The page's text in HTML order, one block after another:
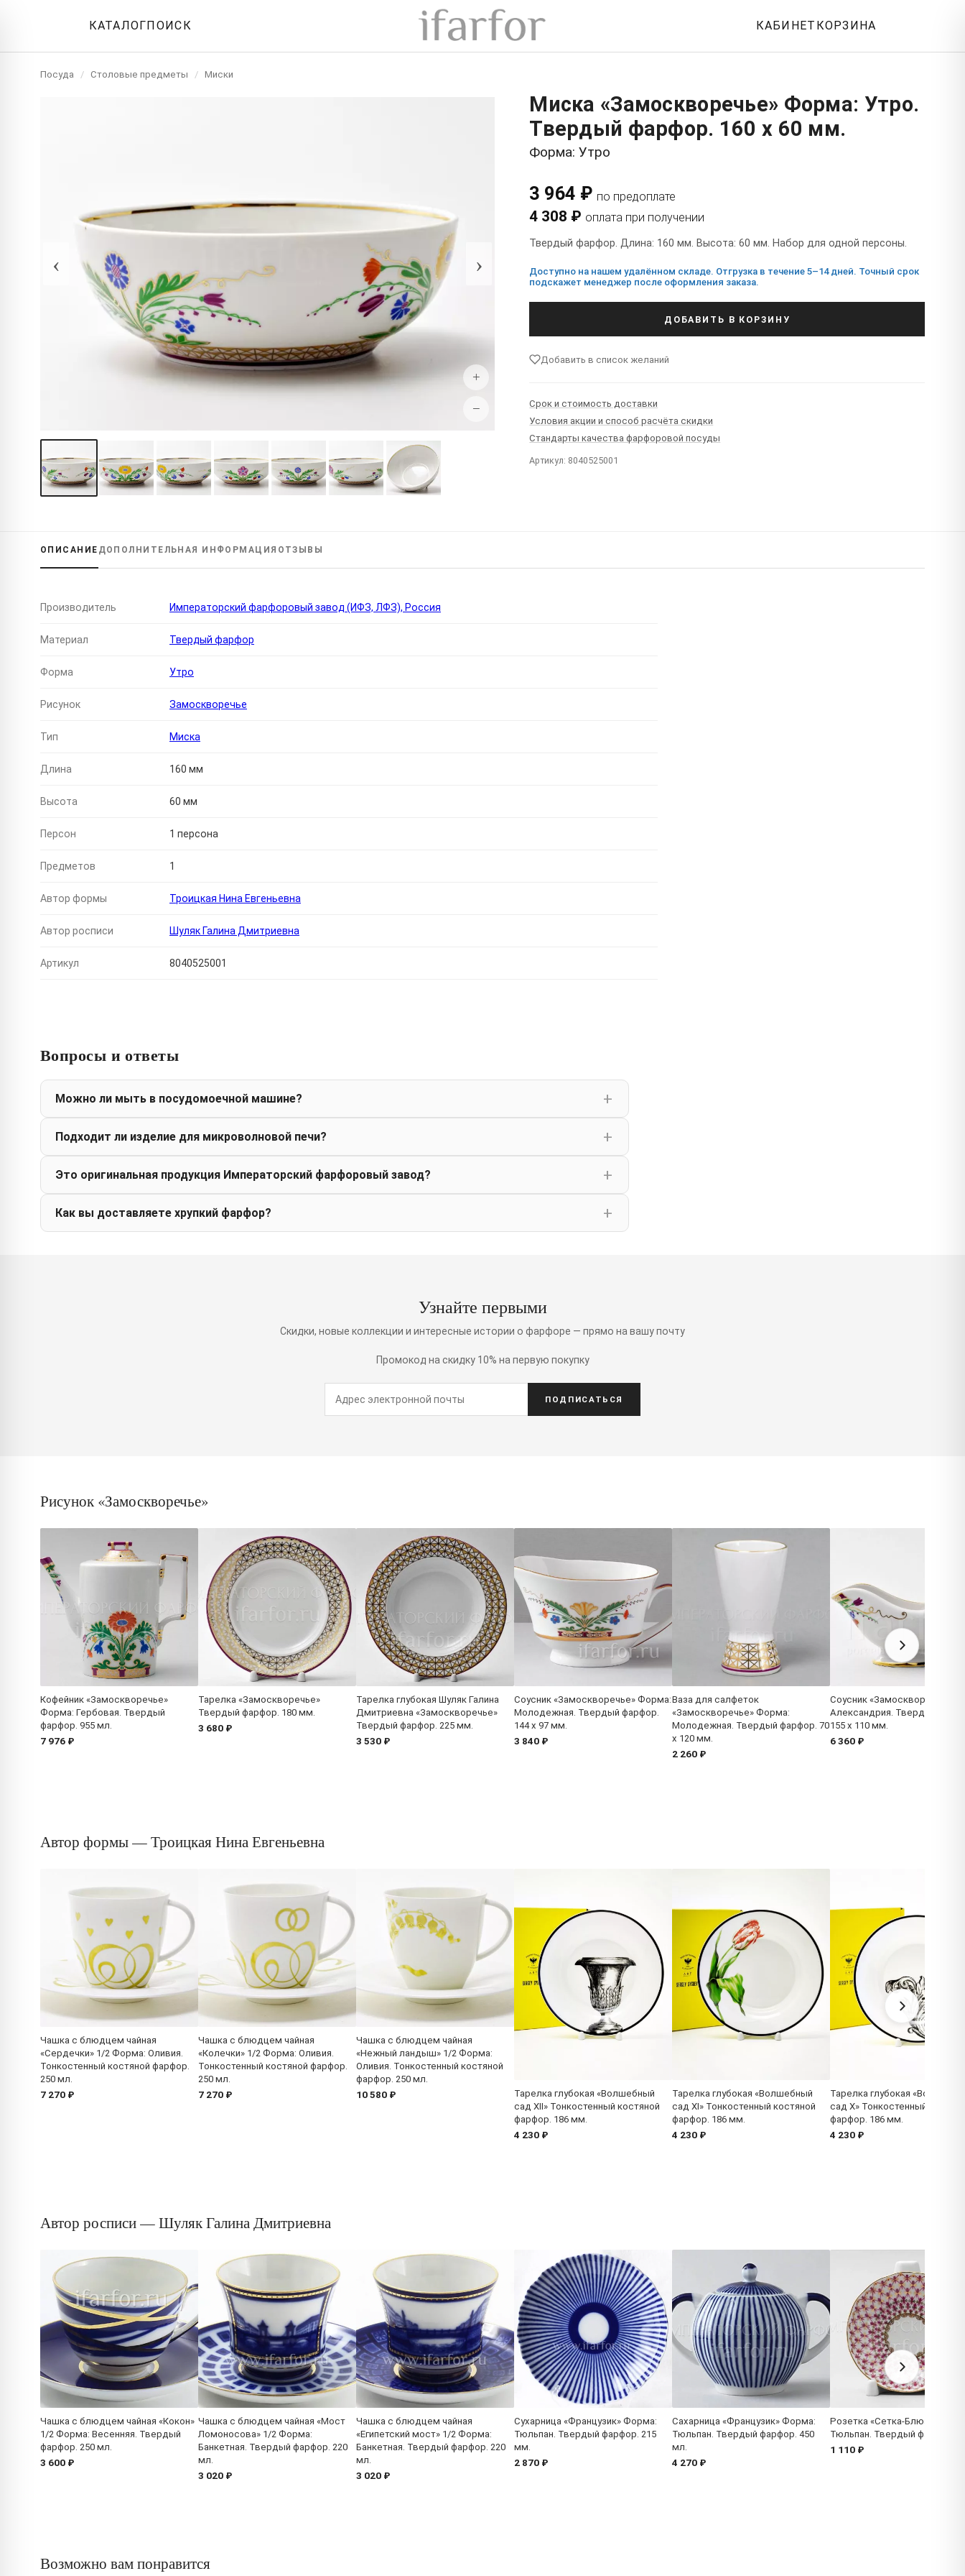
КАТАЛОГПОИСК КАБИНЕТ КОРЗИНА
Посуда / Столовые предметы / Миски
‹ ›
+
−
Миска «Замоскворечье» Форма: Утро.
Твердый фарфор. 160 x 60 мм.
Форма: Утро
3 964 ₽ по предоплате
4 308 ₽ оплата при получении
Твердый фарфор. Длина: 160 мм. Высота: 60 мм. Набор для одной персоны.
Доступно на нашем удалённом складе. Отгрузка в течение 5–14 дней. Точный срок
подскажет менеджер после оформления заказа.
ДОБАВИТЬ В КОРЗИНУ
Добавить в список желаний
Срок и стоимость доставки
Условия акции и способ расчёта скидки
Стандарты качества фарфоровой посуды
Артикул: 8040525001
ОПИСАНИЕ ДОПОЛНИТЕЛЬНАЯ ИНФОРМАЦИЯ ОТЗЫВЫ
Производитель Императорский фарфоровый завод (ИФЗ, ЛФЗ), Россия
Материал Твердый фарфор
Форма Утро
Рисунок Замоскворечье
Тип Миска
Длина 160 мм
Высота 60 мм
Персон 1 персона
Предметов 1
Автор формы Троицкая Нина Евгеньевна
Автор росписи Шуляк Галина Дмитриевна
Артикул 8040525001
Вопросы и ответы
Можно ли мыть в посудомоечной машине?
Подходит ли изделие для микроволновой печи?
Это оригинальная продукция Императорский фарфоровый завод?
Как вы доставляете хрупкий фарфор?
Узнайте первыми
Скидки, новые коллекции и интересные истории о фарфоре — прямо на вашу почту
Промокод на скидку 10% на первую покупку
ПОДПИСАТЬСЯ
Рисунок «Замоскворечье»
Кофейник «Замоскворечье»
Форма: Гербовая. Твердый
фарфор. 955 мл.
7 976 ₽
Тарелка «Замоскворечье»
Твердый фарфор. 180 мм.
3 680 ₽
Тарелка глубокая Шуляк Галина
Дмитриевна «Замоскворечье»
Твердый фарфор. 225 мм.
3 530 ₽
Соусник «Замоскворечье» Форма:
Молодежная. Твердый фарфор.
144 x 97 мм.
3 840 ₽
Ваза для салфеток
«Замоскворечье» Форма:
Молодежная. Твердый фарфор. 70
x 120 мм.
2 260 ₽
Соусник «Замоскворечье»
Александрия. Твердый
155 x 110 мм.
6 360 ₽
Автор формы — Троицкая Нина Евгеньевна
Чашка с блюдцем чайная
«Сердечки» 1/2 Форма: Оливия.
Тонкостенный костяной фарфор.
250 мл.
7 270 ₽
Чашка с блюдцем чайная
«Колечки» 1/2 Форма: Оливия.
Тонкостенный костяной фарфор.
250 мл.
7 270 ₽
Чашка с блюдцем чайная
«Нежный ландыш» 1/2 Форма:
Оливия. Тонкостенный костяной
фарфор. 250 мл.
10 580 ₽
Тарелка глубокая «Волшебный
сад XII» Тонкостенный костяной
фарфор. 186 мм.
4 230 ₽
Тарелка глубокая «Волшебный
сад XI» Тонкостенный костяной
фарфор. 186 мм.
4 230 ₽
Тарелка глубокая
сад X» Тонкостенный
фарфор. 186 мм.
4 230 ₽
Автор росписи — Шуляк Галина Дмитриевна
Чашка с блюдцем чайная «Кокон»
1/2 Форма: Весенняя. Твердый
фарфор. 250 мл.
3 600 ₽
Чашка с блюдцем чайная «Мост
Ломоносова» 1/2 Форма:
Банкетная. Твердый фарфор. 220
мл.
3 020 ₽
Чашка с блюдцем чайная
«Египетский мост» 1/2 Форма:
Банкетная. Твердый фарфор. 220
мл.
3 020 ₽
Сухарница «Французик» Форма:
Тюльпан. Твердый фарфор. 215
мм.
2 870 ₽
Сахарница «Французик» Форма:
Тюльпан. Твердый фарфор. 450
мл.
4 270 ₽
Розетка «Сетка-Блюз»
Тюльпан. Твердый фарфор.
1 110 ₽
Возможно вам понравится